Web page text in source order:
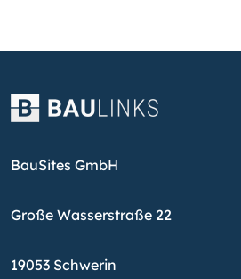
BauSites GmbH
Große Wasserstraße 22
19053 Schwerin